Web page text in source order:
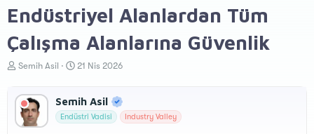
Endüstriyel Alanlardan Tüm
Çalışma Alanlarına Güvenlik
K
u
y
u
Semih Asil
B
l
a
21 Nis 2026
Semih Asil
Endüstri Vadisi Industry Valley